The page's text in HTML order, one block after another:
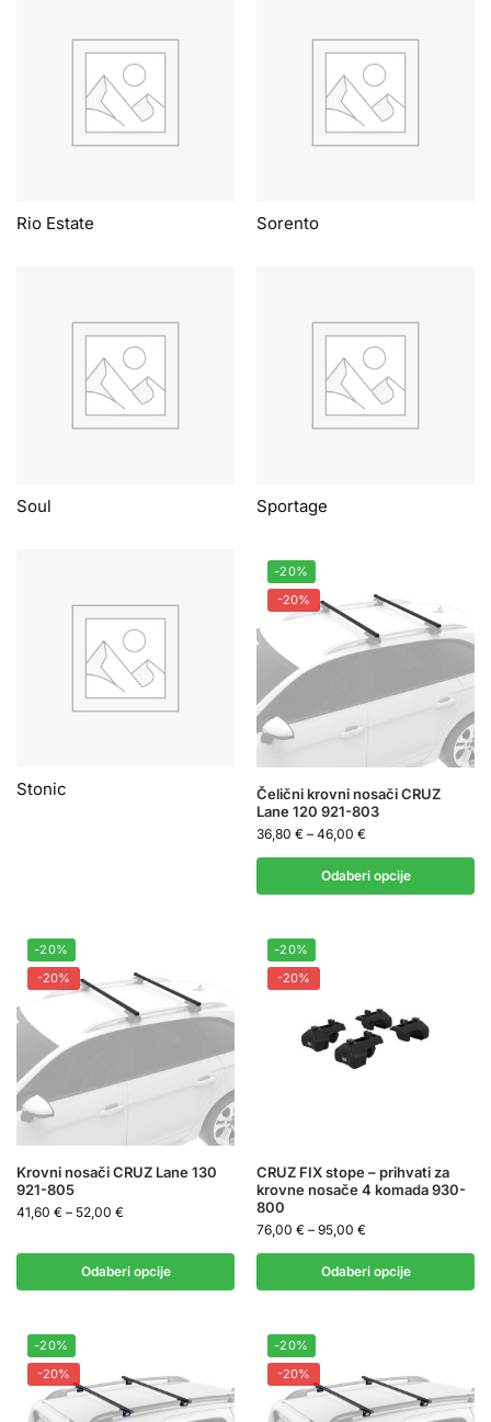
Rio Estate Sorento
Soul Sportage
Stonic
-20%
-20%
Čelični krovni nosači CRUZ
Lane 120 921-803
36,80 € – 46,00 €
Odaberi opcije
-20%
-20%
Krovni nosači CRUZ Lane 130
921-805
41,60 € – 52,00 €
Odaberi opcije
-20%
-20%
CRUZ FIX stope – prihvati za
krovne nosače 4 komada 930-
800
76,00 € – 95,00 €
Odaberi opcije
-20%
-20%
-20%
-20%